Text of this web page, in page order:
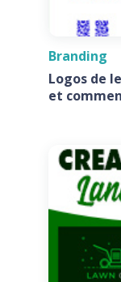
Branding
Logos de
et